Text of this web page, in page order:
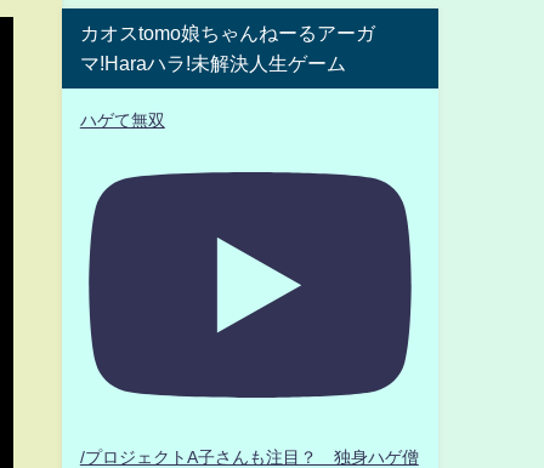
カオスtomo娘ちゃんねーるアーガ
マ!Haraハラ!未解決人生ゲーム
ハゲて無双
/プロジェクトA子さんも注目？ 独身ハゲ僧